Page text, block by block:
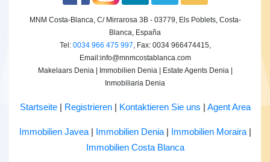
MNM Costa-Blanca, C/ Mirrarosa 3B - 03779, Els Poblets, Costa-
Blanca, España
Tel: 0034 966 475 997 , Fax: 0034 966474415,
Email:info@mnmcostablanca.com
Makelaars Denia | Immobilien Denia | Estate Agents Denia |
Inmobiliaria Denia
Startseite| Registrieren| Kontaktieren Sie uns Agent Area
Immobilien Javea| Immobilien Denia| Immobilien Moraira|
Immobilien Costa Blanca